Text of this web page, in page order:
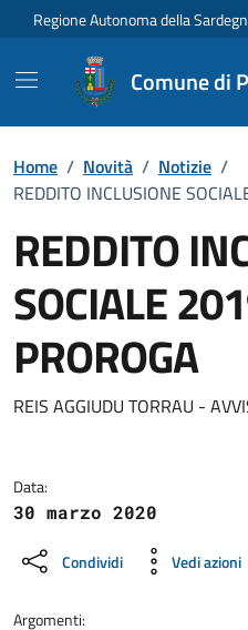
Vai ai contenuti
Vai al Footer
Regione Autonoma della
Comune di
Home / Novità / Notizie /
REDDITO INCLUSIONE
REDDITO
SOCIALE
PROROGA
Dettagli della
REIS AGGIUDU TORRAU -
Data:
30 marzo 2020
Condividi Vedi azioni
Argomenti: